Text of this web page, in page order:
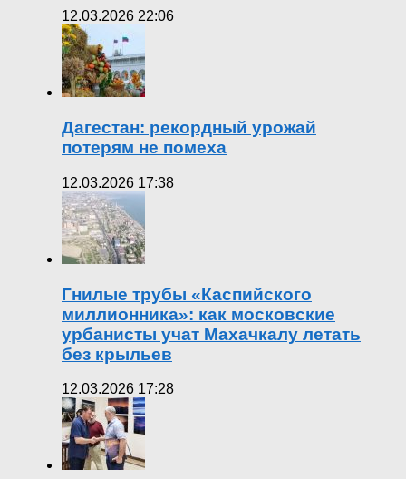
12.03.2026 22:06
Дагестан: рекордный урожай
потерям не помеха
12.03.2026 17:38
Гнилые трубы «Каспийского
миллионника»: как московские
урбанисты учат Махачкалу летать
без крыльев
12.03.2026 17:28